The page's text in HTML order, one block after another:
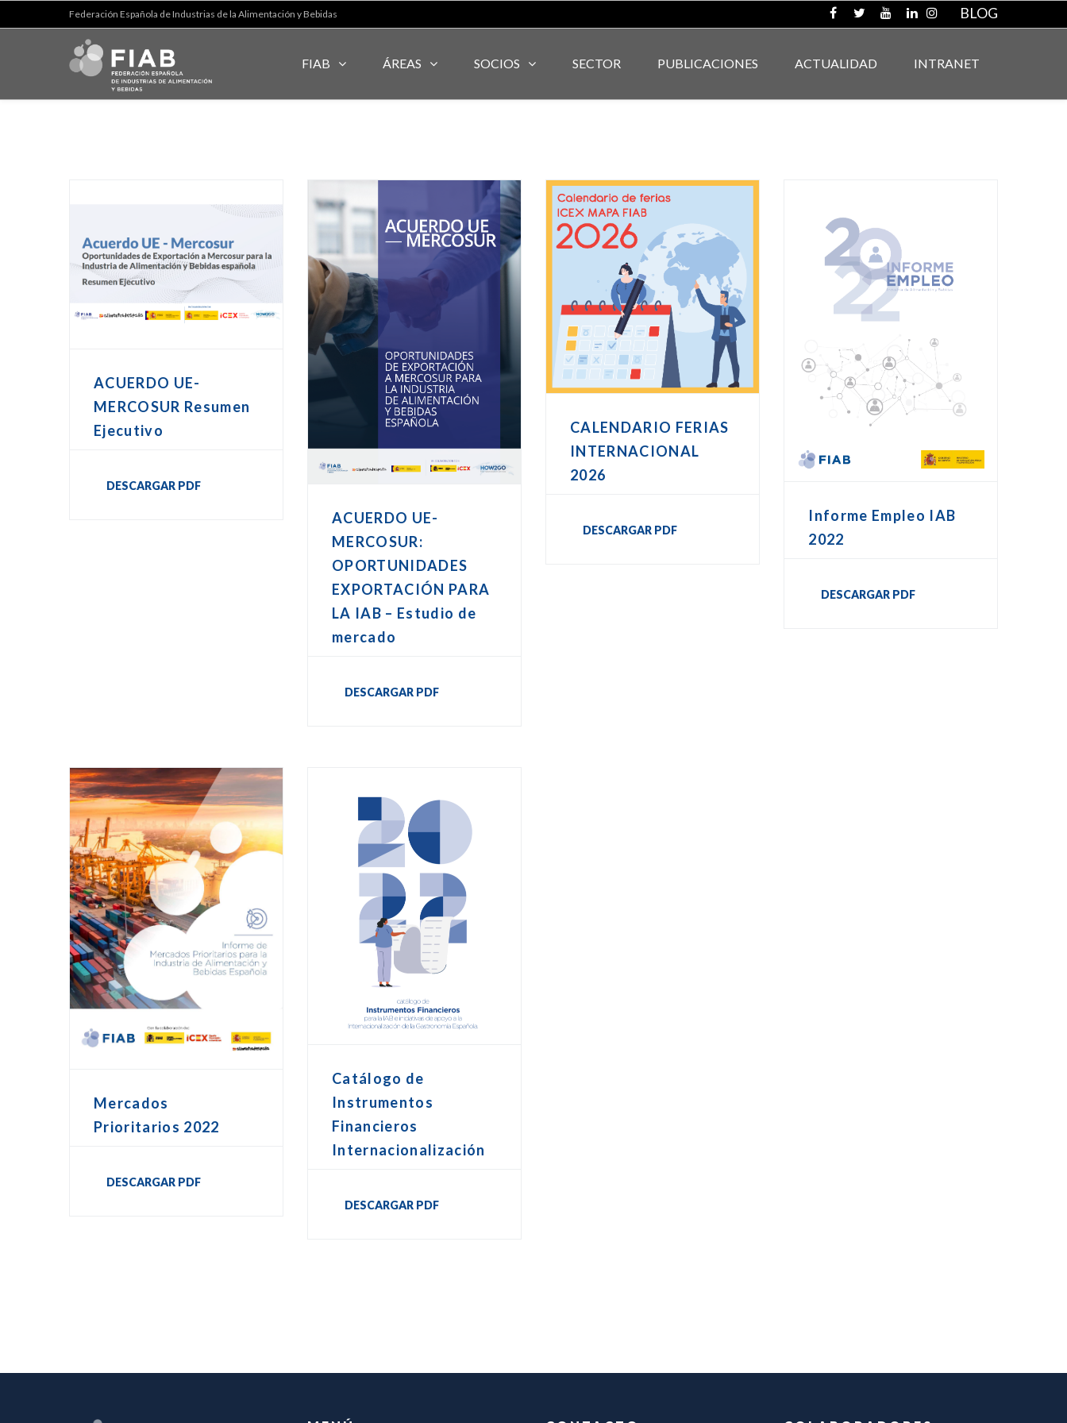
Federación Española de Industrias de la Alimentación y Bebidas BLOG
FIAB ÁREAS SOCIOS SECTOR PUBLICACIONES ACTUALIDAD INTRANET
ACUERDO UE-
MERCOSUR Resumen
Ejecutivo
DESCARGAR PDF
ACUERDO UE-
MERCOSUR:
OPORTUNIDADES
EXPORTACIÓN PARA
LA IAB – Estudio de
mercado
DESCARGAR PDF
CALENDARIO FERIAS
INTERNACIONAL
2026
DESCARGAR PDF
Informe Empleo IAB
2022
DESCARGAR PDF
Mercados
Prioritarios 2022
DESCARGAR PDF
Catálogo de
Instrumentos
Financieros
Internacionalización
DESCARGAR PDF